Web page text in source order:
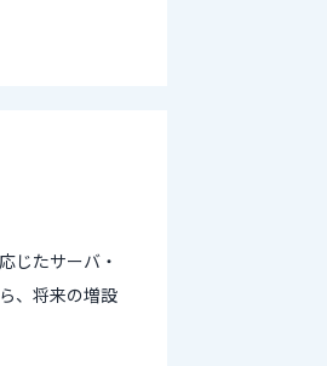
じたサーバ・
、将来の増設